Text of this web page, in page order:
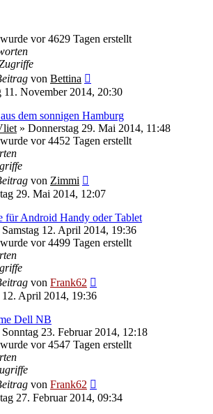
vor 4629 Tagen erstellt
von Bettina
11. November 2014, 20:30
dem sonnigen Hamburg
» Donnerstag 29. Mai 2014, 11:48
vor 4452 Tagen erstellt
von Zimmi
29. Mai 2014, 12:07
für Android Handy oder Tablet
Samstag 12. April 2014, 19:36
vor 4499 Tagen erstellt
von Frank62
12. April 2014, 19:36
Dell NB
Sonntag 23. Februar 2014, 12:18
vor 4547 Tagen erstellt
von Frank62
27. Februar 2014, 09:34